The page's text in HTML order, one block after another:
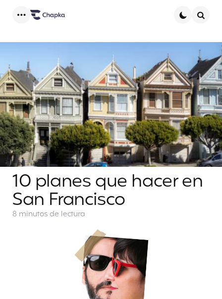
10 planes que hacer en
San Francisco
8 minutosde lectura